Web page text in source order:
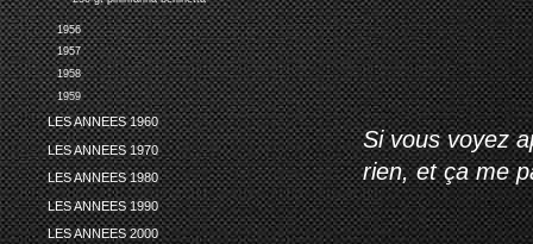
1956
1957
1958
1959
LES ANNEES 1960
LES ANNEES 1970
LES ANNEES 1980
LES ANNEES 1990
LES ANNEES 2000
Si vous voyez
rien, et ça me